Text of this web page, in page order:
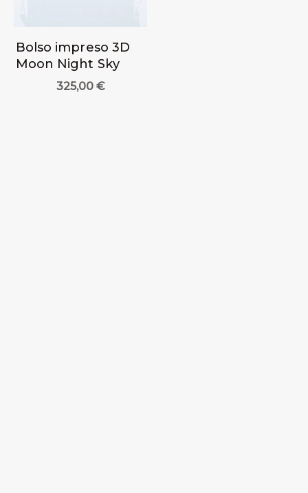
Bolso impreso 3D
Moon Night Sky
325,00 €